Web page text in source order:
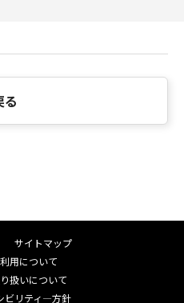
かの条項またはその一
となっても、本契約の
力を有するものとしま
RESTRICTED RIGHTS
るようにしました。
面を変更しました。
H630D/VB-H730F ファ
る
サイトマップ
用について
扱いについて
ビリティ―方針